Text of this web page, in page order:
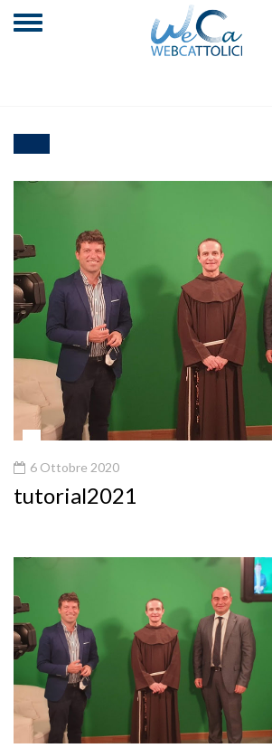
6 Ottobre 2020
tutorial2021